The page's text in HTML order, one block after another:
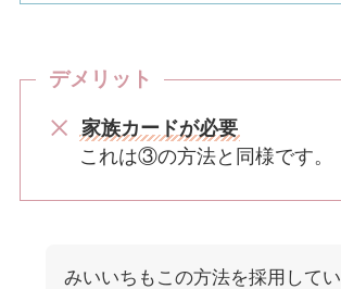
デメリット
家族カードが必要
これは③の方法と同様です。
みいいちもこの方法を採用してい